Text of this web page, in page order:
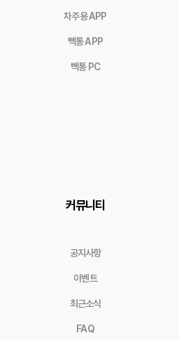
차주용 APP
빽통 APP
빽통 PC
커뮤니티
공지사항
이벤트
최근소식
FAQ